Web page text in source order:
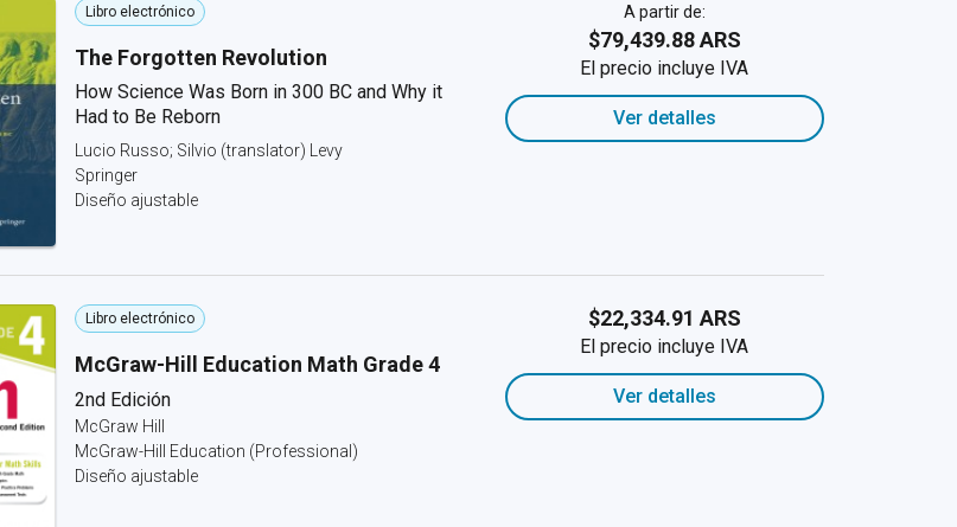
Libro electrónico
The Forgotten Revolution
How Science Was Born in 300 BC and Why it
Had to Be Reborn
Lucio Russo; Silvio (translator) Levy
Springer
Diseño ajustable
A partir de:
$79,439.88 ARS
El precio incluye IVA
Ver detalles
Libro electrónico
McGraw-Hill Education Math Grade 4
2nd Edición
McGraw Hill
McGraw-Hill Education (Professional)
Diseño ajustable
$22,334.91 ARS
El precio incluye IVA
Ver detalles